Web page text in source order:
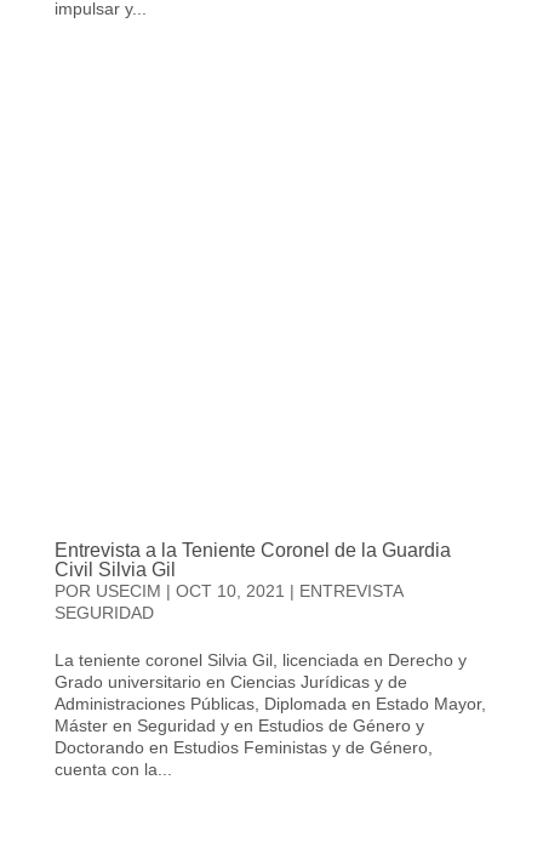
impulsar y...
Entrevista a la Teniente Coronel de la Guardia
Civil Silvia Gil
POR USECIM | OCT 10, 2021 | ENTREVISTA
SEGURIDAD
La teniente coronel Silvia Gil, licenciada en Derecho y
Grado universitario en Ciencias Jurídicas y de
Administraciones Públicas, Diplomada en Estado Mayor,
Máster en Seguridad y en Estudios de Género y
Doctorando en Estudios Feministas y de Género,
cuenta con la...